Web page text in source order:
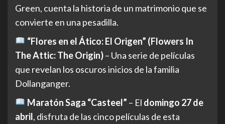
Green, cuenta la historia de un matrimonio que se
convierte en una pesadilla.
“Flores en el Ático: El Origen” (Flowers In
The Attic: The Origin)– Una serie de películas
que revelan los oscuros inicios de la familia
Dollanganger.
Maratón Saga “Casteel” – El domingo 27 de
abril, disfruta de las cinco películas de esta